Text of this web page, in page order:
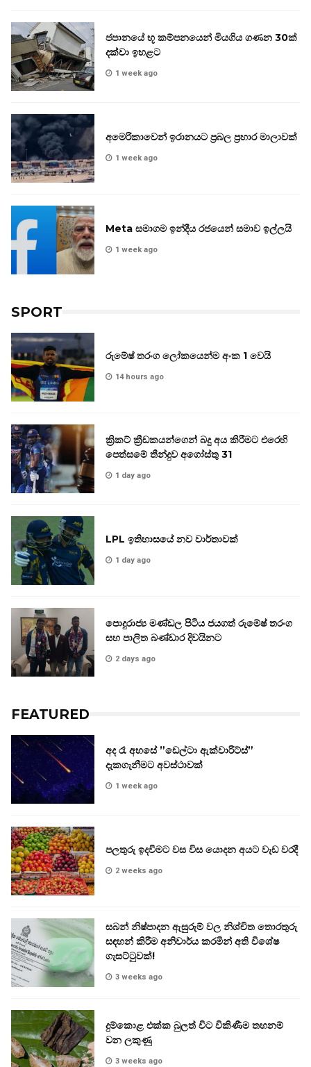
ජපානයේ භූ කම්පනයෙන් මියගිය ගණන 30ක්
දක්වා ඉහළට
1 week ago
අමෙරිකාවෙන් ඉරානයට ප්‍රබල ප්‍රහාර මාලාවක්
1 week ago
Meta සමාගම ඉන්දීය රජයෙන් සමාව ඉල්ලයි
1 week ago
SPORT
රුමේෂ් තරංග ලෝකයෙන්ම අංක 1 වෙයි
14 hours ago
ක්‍රිකට් ක්‍රීඩකයන්ගෙන් බදු අය කිරීමට එරෙහි
පෙත්සමේ තීන්දුව අගෝස්තු 31
1 day ago
LPL ඉතිහාසයේ නව වාර්තාවක්
1 day ago
පොදුරාජ්‍ය මණ්ඩල පිටිය ජයගත් රුමේෂ් තරංග
සහ පාලිත බණ්ඩාර දිවයිනට
2 days ago
FEATURED
අද රෑ අහසේ ”ඩෙල්ටා ඇක්වාරිට්ස්”
දැකගැනීමට අවස්ථාවක්
1 week ago
පලතුරු ඉදවීමට වස විස යොදන අයට වැඩ වරදී
2 weeks ago
සබන් නිෂ්පාදන ඇසුරුම් වල නිශ්චිත තොරතුරු
සඳහන් කිරීම අනිවාර්ය කරමින් අති විශේෂ
ගැසට්ටුවක්!
3 weeks ago
දුම්කොළ එක්ක බුලත් විට විකිණීම තහනම්
වන ලකුණු
3 weeks ago